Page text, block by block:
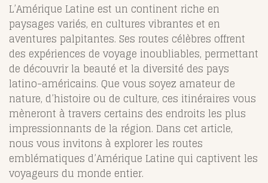
L’Amérique Latine est un continent riche en
paysages variés, en cultures vibrantes et en
aventures palpitantes. Ses routes célèbres offrent
des expériences de voyage inoubliables, permettant
de découvrir la beauté et la diversité des pays
latino-américains. Que vous soyez amateur de
nature, d’histoire ou de culture, ces itinéraires vous
mèneront à travers certains des endroits les plus
impressionnants de la région. Dans cet article,
nous vous invitons à explorer les routes
emblématiques d’Amérique Latine qui captivent les
voyageurs du monde entier.